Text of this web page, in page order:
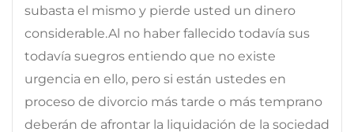
subasta el mismo y pierde usted un dinero
considerable.Al no haber fallecido todavía sus
todavía suegros entiendo que no existe
urgencia en ello, pero si están ustedes en
proceso de divorcio más tarde o más temprano
deberán de afrontar la liquidación de la sociedad